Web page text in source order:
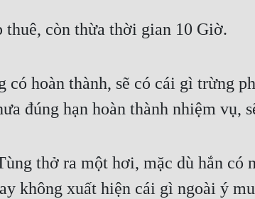
thuê, còn thừa thời gian 10 Giờ.
có hoàn thành, sẽ có cái gì trừng
đúng hạn hoàn thành nhiệm vụ,
thở ra một hơi, mặc dù hắn có
không xuất hiện cái gì ngoài ý